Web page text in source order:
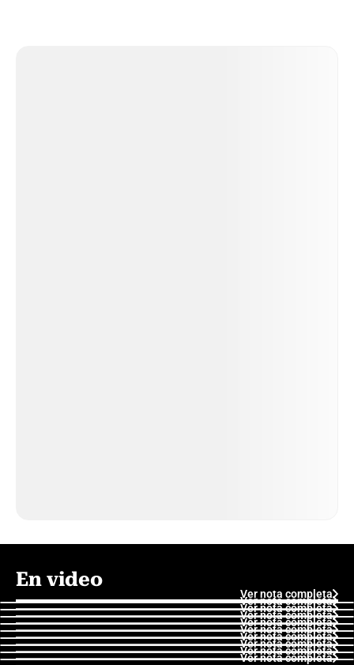
En video
Ver nota completa
Ver nota completa
Ver nota completa
Ver nota completa
Ver nota completa
Ver nota completa
Ver nota completa
Ver nota completa
Ver nota completa
Ver nota completa